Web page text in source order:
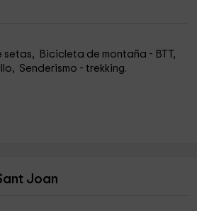
setas, Bicicleta de montaña - BTT,
Senderismo - trekking.
Joan